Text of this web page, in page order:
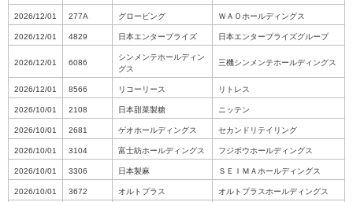
2026/12/01 277A グロービング ＷＡＯホールディングス
2026/12/01 4829 日本エンタープライズ 日本エンタープライズグループ
2026/12/01 6086
シンメンテホールディン
グス
三機シンメンテホールディングス
2026/12/01 8566 リコーリース リトレス
2026/10/01 2108 日本甜菜製糖 ニッテン
2026/10/01 2681 ゲオホールディングス セカンドリテイリング
2026/10/01 3104 富士紡ホールディングス フジボウホールディングス
2026/10/01 3306 日本製麻 ＳＥＩＭＡホールディングス
2026/10/01 3672 オルトプラス オルトプラスホールディングス